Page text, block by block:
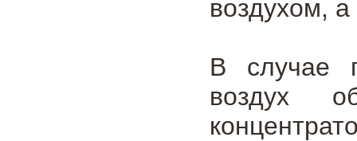
воздухом,
В случае
воздух